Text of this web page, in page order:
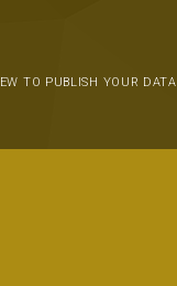
TO PUBLISH YOUR DATA